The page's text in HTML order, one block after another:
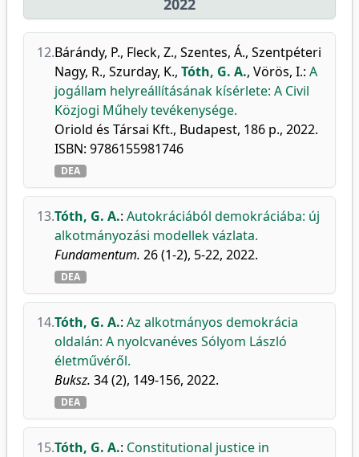
2022
12.Bárándy, P., Fleck, Z., Szentes, Á., Szentpéteri
Nagy, R., Szurday, K., Tóth, G. A., Vörös, I.: A
jogállam helyreállításának kísérlete: A Civil
Közjogi Műhely tevékenysége.
Oriold és Társai Kft., Budapest, 186 p., 2022.
ISBN: 9786155981746
DEA
13.Tóth, G. A.: Autokráciából demokráciába: új
alkotmányozási modellek vázlata.
Fundamentum. 26 (1-2), 5-22, 2022.
DEA
14.Tóth, G. A.: Az alkotmányos demokrácia
oldalán: A nyolcvanéves Sólyom László
életművéről.
Buksz. 34 (2), 149-156, 2022.
DEA
15.Tóth, G. A.: Constitutional justice in